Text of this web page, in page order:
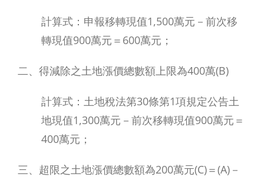
計算式：申報移轉現值1,500萬元－前次移
轉現值900萬元＝600萬元；
二、得減除之土地漲價總數額上限為400萬(B)
計算式：土地稅法第30條第1項規定公告土
地現值1,300萬元－前次移轉現值900萬元＝
400萬元；
三、超限之土地漲價總數額為200萬元(C)＝(A)－